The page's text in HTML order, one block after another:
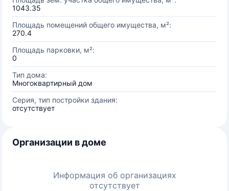
1043.35
Площадь помещений общего имущества, м²:
270.4
Площадь парковки, м²:
0
Тип дома:
Многоквартирный дом
Серия, тип постройки здания:
отсутствует
Организации в доме
Информация об организациях
отсутствует